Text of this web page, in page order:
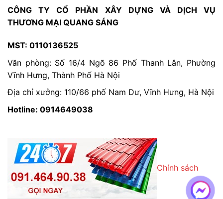
CÔNG TY CỔ PHẦN XÂY DỰNG VÀ DỊCH VỤ
THƯƠNG MẠI QUANG SÁNG
MST: 0110136525
Văn phòng: Số 16/4 Ngõ 86 Phố Thanh Lân, Phường
Vĩnh Hưng, Thành Phố Hà Nội
Địa chỉ xưởng: 110/66 phố Nam Dư, Vĩnh Hưng, Hà Nội
Hotline: 0914649038
Chính sách